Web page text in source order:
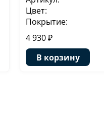
Цвет:
Покрытие:
4 930 ₽
В корзину